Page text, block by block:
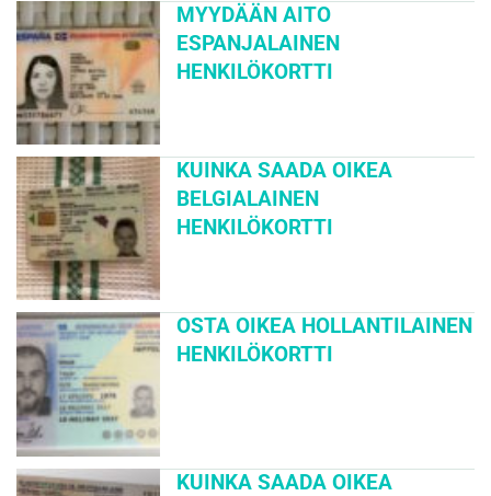
MYYDÄÄN AITO
ESPANJALAINEN
HENKILÖKORTTI
KUINKA SAADA OIKEA
BELGIALAINEN
HENKILÖKORTTI
OSTA OIKEA HOLLANTILAINEN
HENKILÖKORTTI
KUINKA SAADA OIKEA